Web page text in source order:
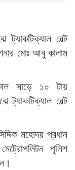
ট্যাকটিক্যাল বেল্ট
মোঃ আবু কালাম
সাড়ে ১০ টায়
ট্যাকটিক্যাল বেল্ট
মহোদয় প্রধান
পুলিশ